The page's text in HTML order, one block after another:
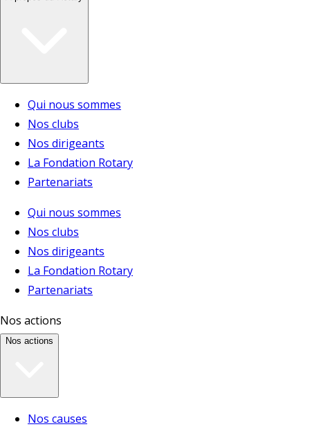
Qui nous sommes
Nos clubs
Nos dirigeants
La Fondation Rotary
Partenariats
Qui nous sommes
Nos clubs
Nos dirigeants
La Fondation Rotary
Partenariats
Nos actions
Nos actions
Nos causes